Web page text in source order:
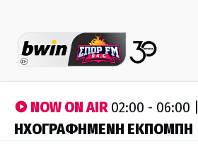
NOW ON AIR02:00 - 06:00 |
ΗΧΟΓΡΑΦΗΜΕΝΗ ΕΚΠΟΜΠΗ